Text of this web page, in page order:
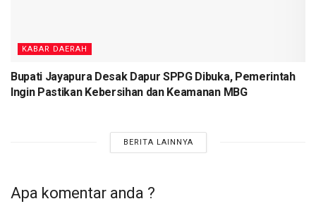
KABAR DAERAH
Bupati Jayapura Desak Dapur SPPG Dibuka, Pemerintah
Ingin Pastikan Kebersihan dan Keamanan MBG
BERITA LAINNYA
Apa komentar anda ?